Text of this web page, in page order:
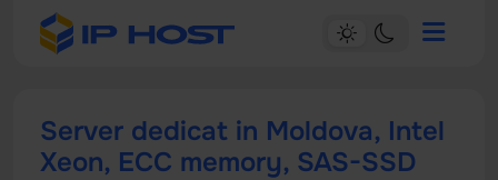
Server dedicat in Moldova, Intel
Xeon, ECC memory, SAS-SSD